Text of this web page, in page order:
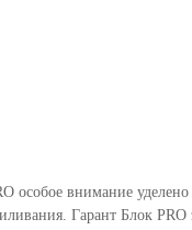
особое внимание
Гарант Блок PRO